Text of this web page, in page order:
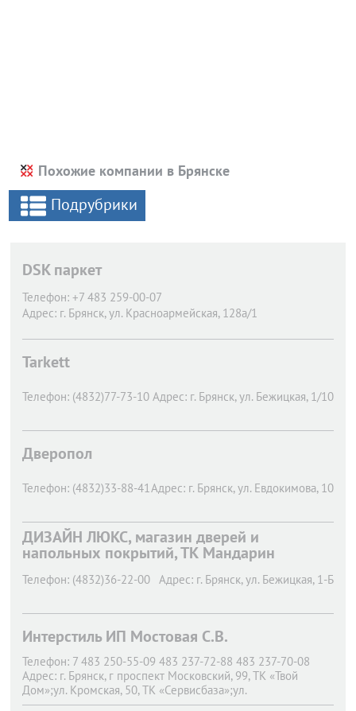
Похожие компании в Брянске
Подрубрики
DSK паркет
Телефон: +7 483 259-00-07
Адрес: г. Брянск, ул. Красноармейская, 128а/1
Tarkett
Телефон: (4832)77-73-10 Адрес: г. Брянск, ул. Бежицкая, 1/10
Дверопол
Телефон: (4832)33-88-41Адрес: г. Брянск, ул. Евдокимова, 10
ДИЗАЙН ЛЮКС, магазин дверей и
напольных покрытий, ТК Мандарин
Телефон: (4832)36-22-00 Адрес: г. Брянск, ул. Бежицкая, 1-Б
Интерстиль ИП Мостовая С.В.
Телефон: 7 483 250-55-09 483 237-72-88 483 237-70-08
Адрес: г. Брянск, г проспект Московский, 99, ТК «Твой
Дом»;ул. Кромская, 50, ТК «Сервисбаза»;ул.
Красноармейская 136Б